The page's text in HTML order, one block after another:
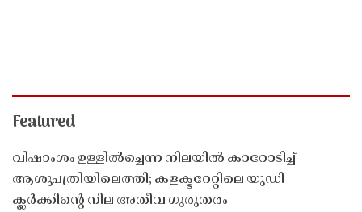
Featured
വിഷാംശം ഉള്ളിൽച്ചെന്ന നിലയിൽ കാറോടിച്ച്
ആശുപത്രിയിലെത്തി; കളക്ടറേറ്റിലെ യുഡി
ക്ലർക്കിൻ്റെ നില അതീവ ഗുരുതരം